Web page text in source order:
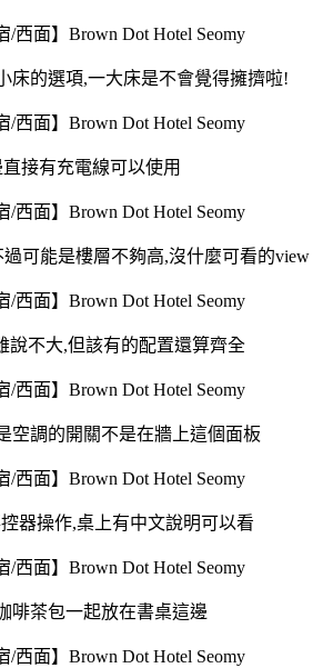
床的選項,一大床是不會覺得擁擠啦!
直接有充電線可以使用
可能是樓層不夠高,沒什麼可看的view
說不大,但該有的配置還算齊全
空調的開關不是在牆上這個面板
器操作,桌上有中文說明可以看
啡茶包一起放在書桌這邊